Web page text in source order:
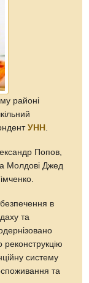
районі
УНН
Попов,
Молдові Джед
в
та
систему
та